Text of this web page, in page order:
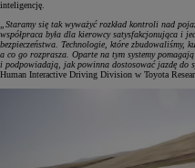
inteligencję.
„Staramy się tak wyważyć rozkład kontroli nad
współpraca była dla kierowcy satysfakcjonująca i
bezpieczeństwa. Technologie, które zbudowaliśmy,
a co go rozprasza. Oparte na tym systemy
i podpowiadają, jak powinna dostosować jazdę do
Human Interactive Driving Division w Toyota